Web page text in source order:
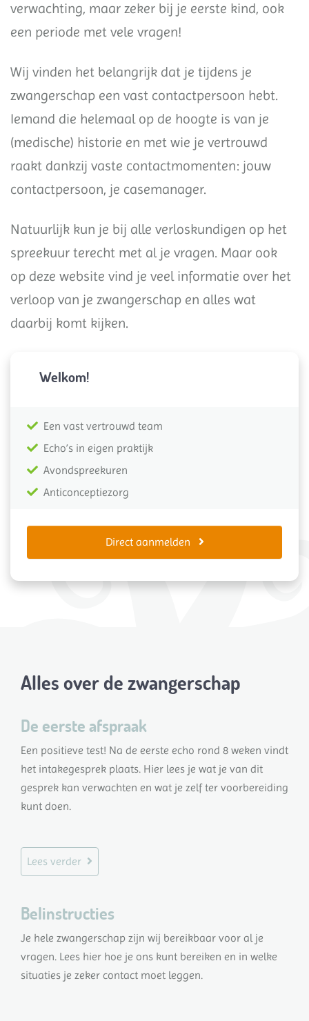
verwachting, maar zeker bij je eerste kind, ook
een periode met vele vragen!
Wij vinden het belangrijk dat je tijdens je
zwangerschap een vast contactpersoon hebt.
Iemand die helemaal op de hoogte is van je
(medische) historie en met wie je vertrouwd
raakt dankzij vaste contactmomenten: jouw
contactpersoon, je casemanager.
Natuurlijk kun je bij alle verloskundigen op het
spreekuur terecht met al je vragen. Maar ook
op deze website vind je veel informatie over het
verloop van je zwangerschap en alles wat
daarbij komt kijken.
Welkom!
Een vast vertrouwd team
Echo’s in eigen praktijk
Avondspreekuren
Anticonceptiezorg
Direct aanmelden
Alles over de zwangerschap
De eerste afspraak
Een positieve test! Na de eerste echo rond 8 weken vindt
het intakegesprek plaats. Hier lees je wat je van dit
gesprek kan verwachten en wat je zelf ter voorbereiding
kunt doen.
Lees verder
Belinstructies
Je hele zwangerschap zijn wij bereikbaar voor al je
vragen. Lees hier hoe je ons kunt bereiken en in welke
situaties je zeker contact moet leggen.